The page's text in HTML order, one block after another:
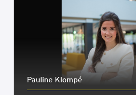
Pauline Klom­pé